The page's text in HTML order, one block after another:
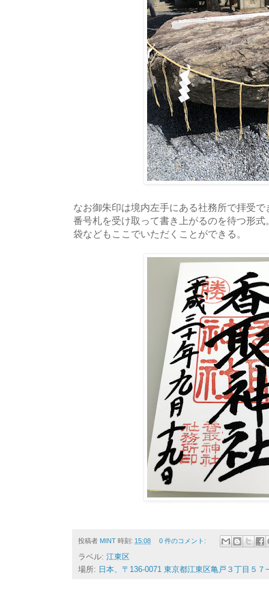
なお御朱印は境内左手にある社務所で拝受
番号札を受け取って書き上がるのを待つ形
袋などもここでいただくことができる。
投稿者 MINT 時刻: 15:08 0 件のコメント:
ラベル: 江東区
場所: 日本、〒136-0071 東京都江東区亀戸３丁目５７